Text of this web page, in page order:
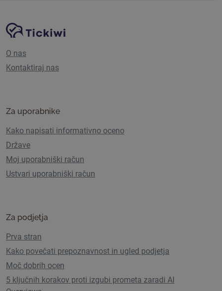
Navigacija spletnega mesta
Platforma Tickiwi
O nas
Kontaktiraj nas
Za uporabnike
Kako napisati informativno oceno
Države
Moj uporabniški račun
Ustvari uporabniški račun
Za podjetja
Prva stran
Kako povečati prepoznavnost in ugled podjetja
Moč dobrih ocen
5 ključnih korakov proti izgubi prometa zaradi AI